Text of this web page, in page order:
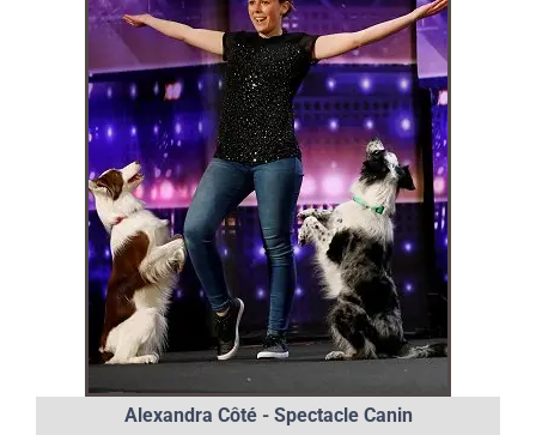
Alexandra Côté - Spectacle Canin